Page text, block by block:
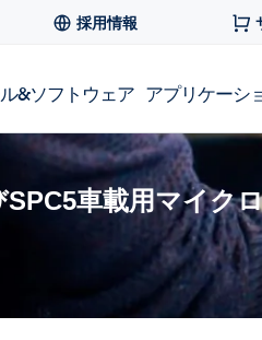
採用情報
&ソフトウェア アプリケーシ
車載用マイク